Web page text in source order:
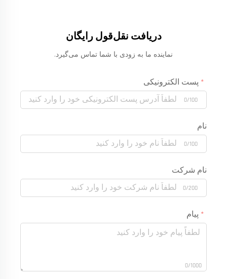
دریافت نقل‌قول رایگان
نماینده ما به زودی با شما تماس می‌گیرد.
پست الکترونیکی
0/100
نام
0/100
نام شرکت
0/200
پیام
0/1000